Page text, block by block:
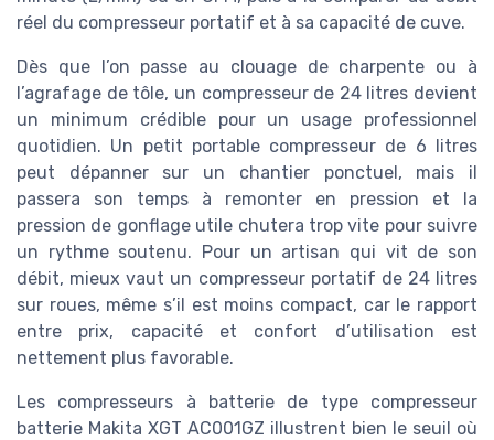
réel du compresseur portatif et à sa capacité de cuve.
Dès que l’on passe au clouage de charpente ou à
l’agrafage de tôle, un compresseur de 24 litres devient
un minimum crédible pour un usage professionnel
quotidien. Un petit portable compresseur de 6 litres
peut dépanner sur un chantier ponctuel, mais il
passera son temps à remonter en pression et la
pression de gonflage utile chutera trop vite pour suivre
un rythme soutenu. Pour un artisan qui vit de son
débit, mieux vaut un compresseur portatif de 24 litres
sur roues, même s’il est moins compact, car le rapport
entre prix, capacité et confort d’utilisation est
nettement plus favorable.
Les compresseurs à batterie de type compresseur
batterie Makita XGT AC001GZ illustrent bien le seuil où